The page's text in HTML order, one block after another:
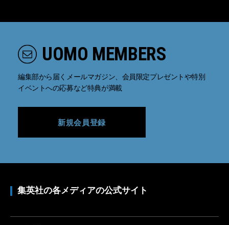
UOMO MEMBERS
編集部から届くメールマガジン、会員限定プレゼントや特別
イベントへの応募など特典が満載
新規会員登録
集英社の各メディアの公式サイト